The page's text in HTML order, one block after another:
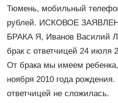
Тюмень, мобильный
рублей. ИСКОВОЕ
БРАКА Я, Иванов Василий
брак с ответчицей 24 июля
От брака мы имеем
ноября 2010 года
ответчицей не сложилась.